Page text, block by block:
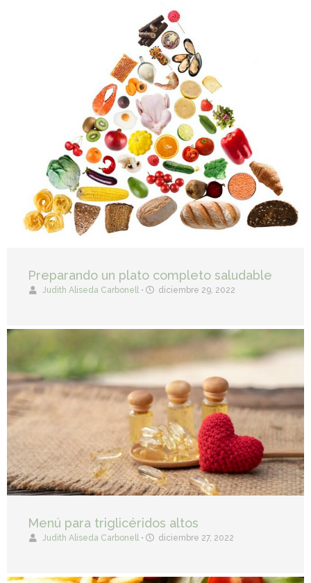
Preparando un plato completo saludable
Judith Aliseda Carbonell • diciembre 29, 2022
Menú para triglicéridos altos
Judith Aliseda Carbonell • diciembre 27, 2022